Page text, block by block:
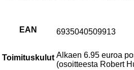
EAN 6935040509913
Toimituskulut Alkaen 6.95 euroa
(osoitteesta Robert